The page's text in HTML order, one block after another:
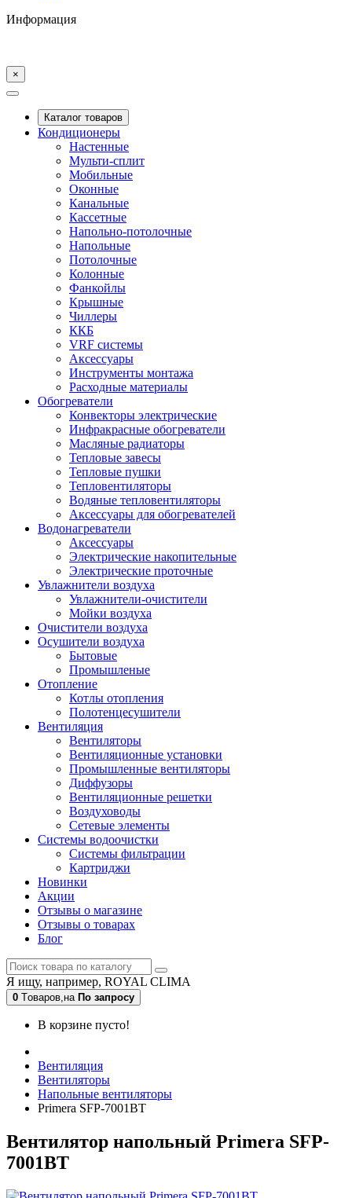
Информация
×
Каталог товаров
Кондиционеры
Настенные
Мульти-сплит
Мобильные
Оконные
Канальные
Кассетные
Напольно-потолочные
Напольные
Потолочные
Колонные
Фанкойлы
Крышные
Чиллеры
ККБ
VRF системы
Аксессуары
Инструменты монтажа
Расходные материалы
Обогреватели
Конвекторы электрические
Инфракрасные обогреватели
Масляные радиаторы
Тепловые завесы
Тепловые пушки
Тепловентиляторы
Водяные тепловентиляторы
Аксессуары для обогревателей
Водонагреватели
Аксессуары
Электрические накопительные
Электрические проточные
Увлажнители воздуха
Увлажнители-очистители
Мойки воздуха
Очистители воздуха
Осушители воздуха
Бытовые
Промышленые
Отопление
Котлы отопления
Полотенцесушители
Вентиляция
Вентиляторы
Вентиляционные установки
Промышленные вентиляторы
Диффузоры
Вентиляционные решетки
Воздуховоды
Сетевые элементы
Системы водоочистки
Системы фильтрации
Картриджи
Новинки
Акции
Отзывы о магазине
Отзывы о товарах
Блог
Я ищу, например, ROYAL CLIMA
0 Tоваров,на По запросу
В корзине пусто!
Вентиляция
Вентиляторы
Напольные вентиляторы
Primera SFP-7001BT
Вентилятор напольный Primera SFP-
7001BT